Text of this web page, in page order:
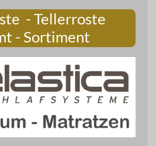
- Tellerroste
- Sortiment